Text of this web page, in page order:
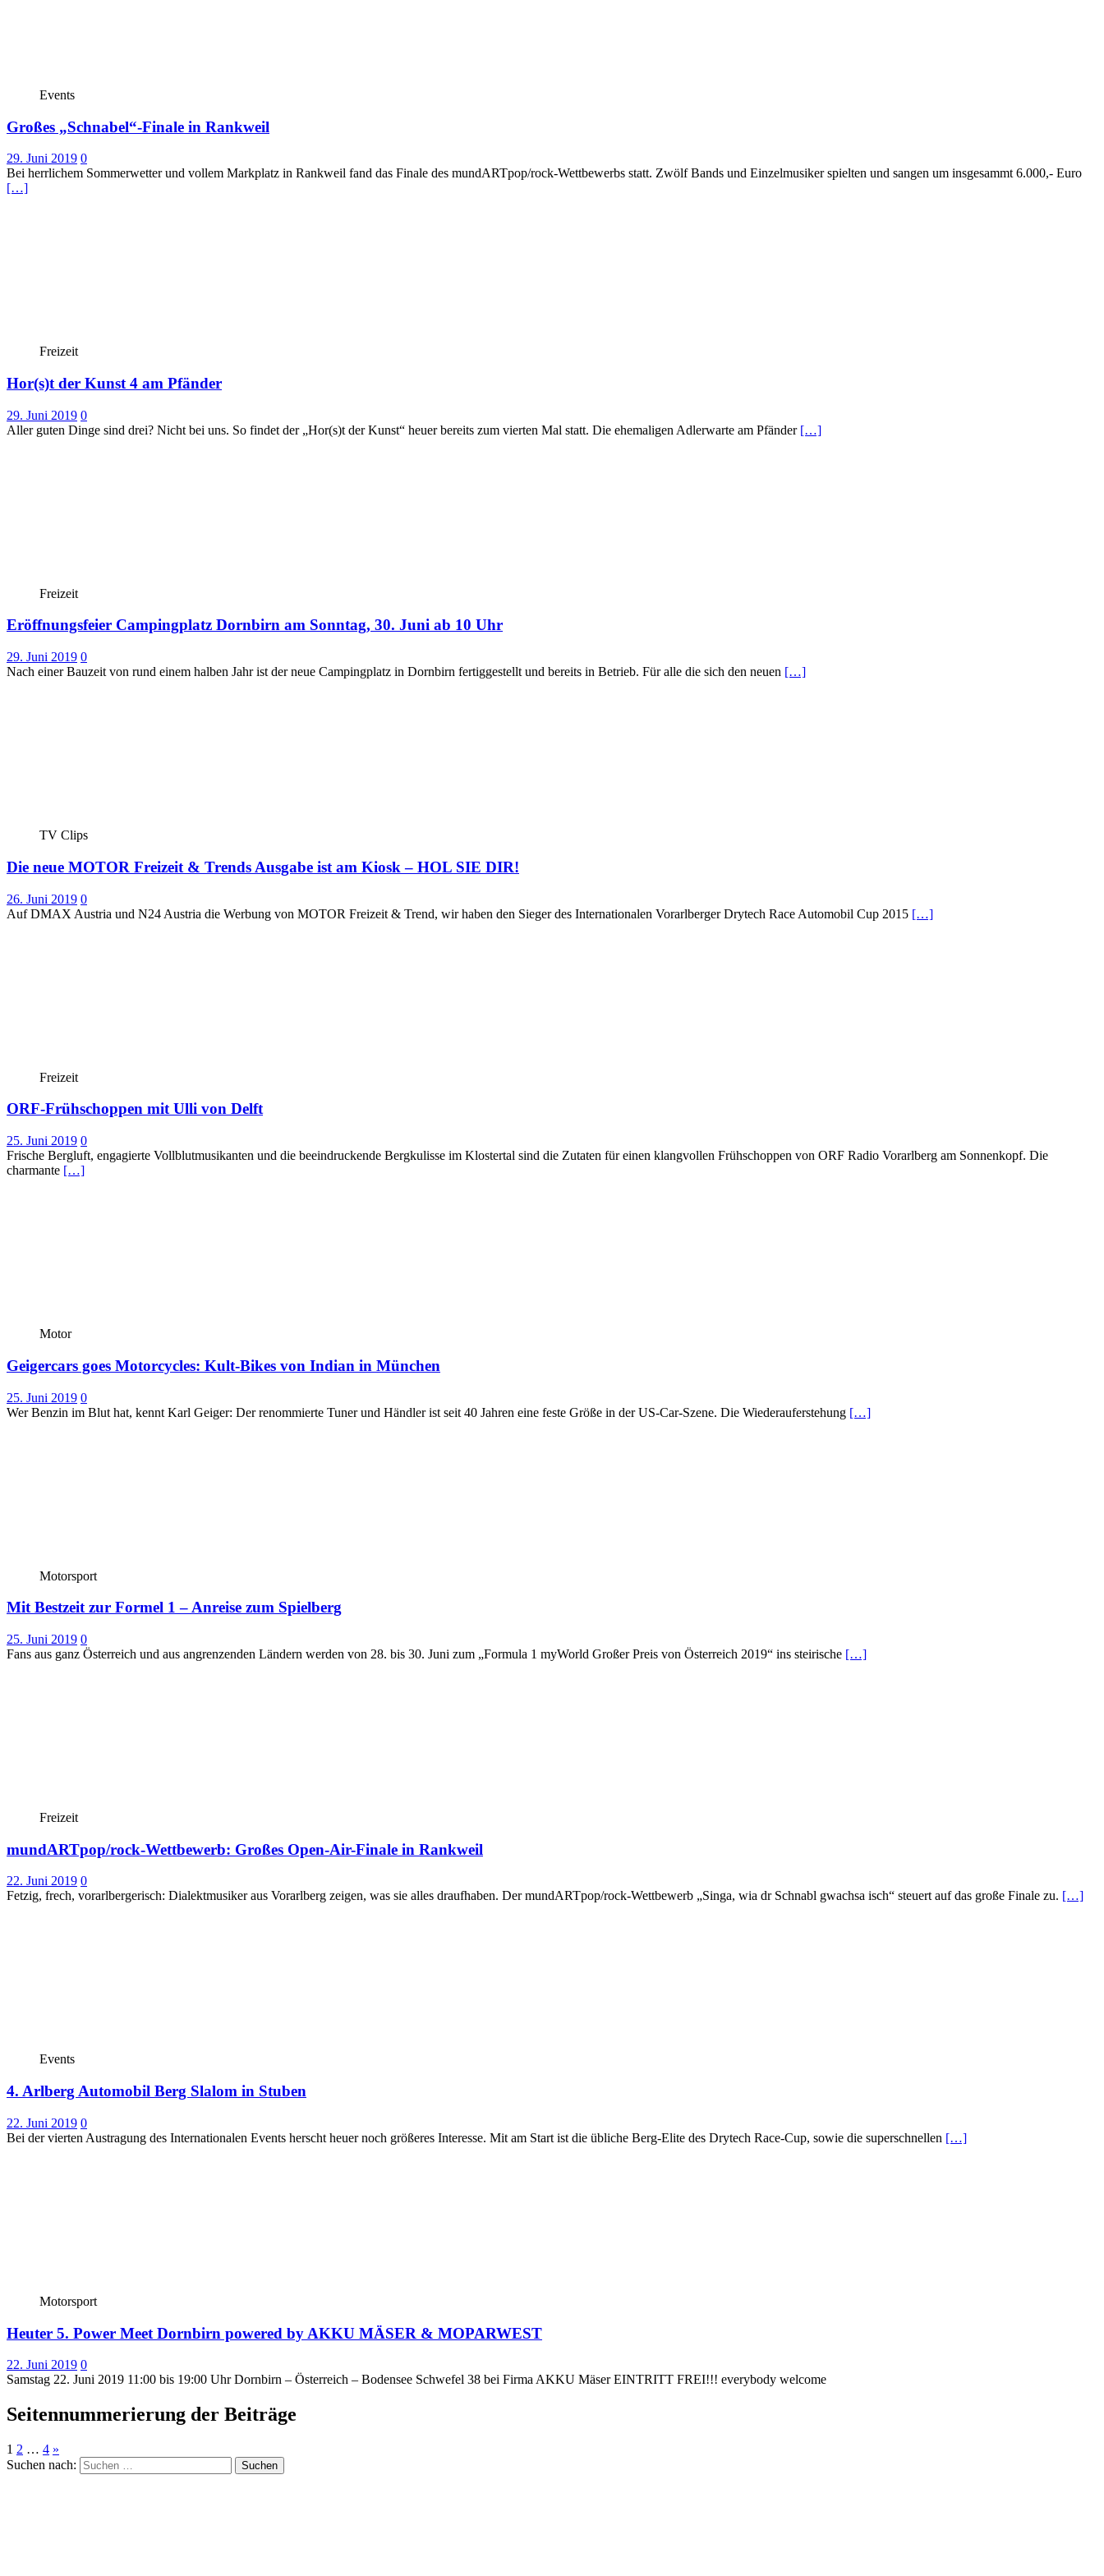
Events
Großes „Schnabel“-Finale in Rankweil
29. Juni 2019 0
Bei herrlichem Sommerwetter und vollem Markplatz in Rankweil fand das Finale des mundARTpop/rock-Wettbewerbs statt. Zwölf Bands und Einzelmusiker spielten und sangen um insgesammt 6.000,- Euro
[…]
Freizeit
Hor(s)t der Kunst 4 am Pfänder
29. Juni 2019 0
Aller guten Dinge sind drei? Nicht bei uns. So findet der „Hor(s)t der Kunst“ heuer bereits zum vierten Mal statt. Die ehemaligen Adlerwarte am Pfänder […]
Freizeit
Eröffnungsfeier Campingplatz Dornbirn am Sonntag, 30. Juni ab 10 Uhr
29. Juni 2019 0
Nach einer Bauzeit von rund einem halben Jahr ist der neue Campingplatz in Dornbirn fertiggestellt und bereits in Betrieb. Für alle die sich den neuen […]
TV Clips
Die neue MOTOR Freizeit & Trends Ausgabe ist am Kiosk – HOL SIE DIR!
26. Juni 2019 0
Auf DMAX Austria und N24 Austria die Werbung von MOTOR Freizeit & Trend, wir haben den Sieger des Internationalen Vorarlberger Drytech Race Automobil Cup 2015 […]
Freizeit
ORF-Frühschoppen mit Ulli von Delft
25. Juni 2019 0
Frische Bergluft, engagierte Vollblutmusikanten und die beeindruckende Bergkulisse im Klostertal sind die Zutaten für einen klangvollen Frühschoppen von ORF Radio Vorarlberg am Sonnenkopf. Die
charmante […]
Motor
Geigercars goes Motorcycles: Kult-Bikes von Indian in München
25. Juni 2019 0
Wer Benzin im Blut hat, kennt Karl Geiger: Der renommierte Tuner und Händler ist seit 40 Jahren eine feste Größe in der US-Car-Szene. Die Wiederauferstehung […]
Motorsport
Mit Bestzeit zur Formel 1 – Anreise zum Spielberg
25. Juni 2019 0
Fans aus ganz Österreich und aus angrenzenden Ländern werden von 28. bis 30. Juni zum „Formula 1 myWorld Großer Preis von Österreich 2019“ ins steirische […]
Freizeit
mundARTpop/rock-Wettbewerb: Großes Open-Air-Finale in Rankweil
22. Juni 2019 0
Fetzig, frech, vorarlbergerisch: Dialektmusiker aus Vorarlberg zeigen, was sie alles draufhaben. Der mundARTpop/rock-Wettbewerb „Singa, wia dr Schnabl gwachsa isch“ steuert auf das große Finale zu. […]
Events
4. Arlberg Automobil Berg Slalom in Stuben
22. Juni 2019 0
Bei der vierten Austragung des Internationalen Events herscht heuer noch größeres Interesse. Mit am Start ist die übliche Berg-Elite des Drytech Race-Cup, sowie die superschnellen […]
Motorsport
Heuter 5. Power Meet Dornbirn powered by AKKU MÄSER & MOPARWEST
22. Juni 2019 0
Samstag 22. Juni 2019 11:00 bis 19:00 Uhr Dornbirn – Österreich – Bodensee Schwefel 38 bei Firma AKKU Mäser EINTRITT FREI!!! everybody welcome
Seitennummerierung der Beiträge
1 2 … 4 »
Suchen nach: